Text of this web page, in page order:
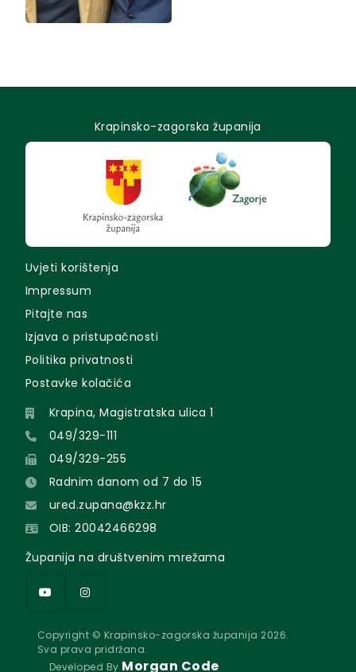
Krapinsko-zagorska županija
Uvjeti korištenja
Impressum
Pitajte nas
Izjava o pristupačnosti
Politika privatnosti
Postavke kolačića
Krapina, Magistratska ulica 1
049/329-111
049/329-255
Radnim danom od 7 do 15
ured.zupana@kzz.hr
OIB: 20042466298
Županija na društvenim mrežama
Copyright © Krapinsko-zagorska županija 2026.
Sva prava pridržana.
Developed By Morgan Code